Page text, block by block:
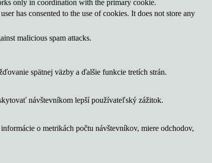
only in coordination with the primary cookie.
has consented to the use of cookies. It does not store any
malicious spam attacks.
spätnej väzby a ďalšie funkcie tretích strán.
návštevníkom lepší používateľský zážitok.
o metrikách počtu návštevníkov, miere odchodov,